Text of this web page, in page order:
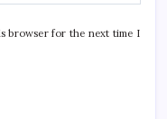
browser for the next time I